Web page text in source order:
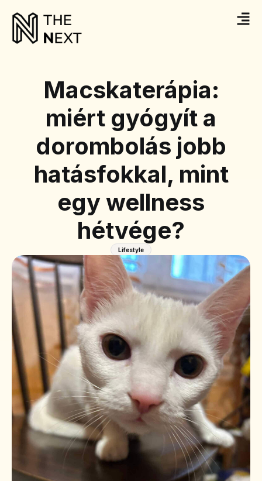
Macskaterápia:
miért gyógyít a
dorombolás jobb
hatásfokkal, mint
egy wellness
hétvége?
Lifestyle